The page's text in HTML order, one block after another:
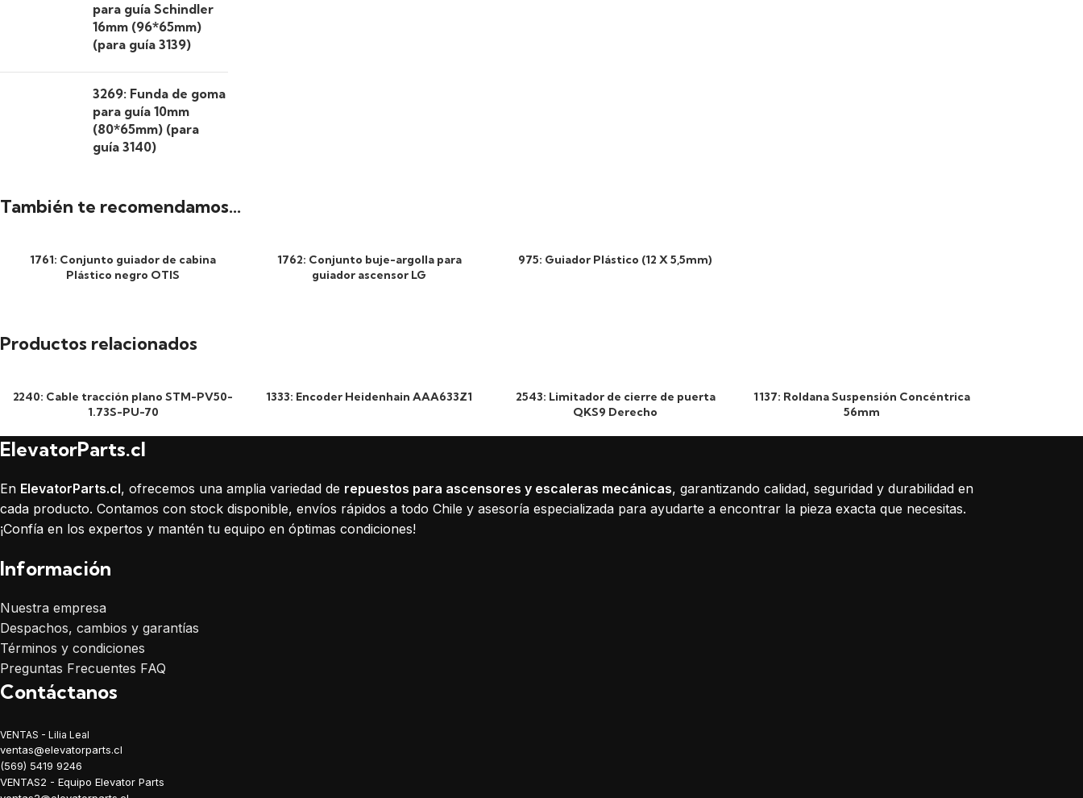
para guía Schindler
16mm (96*65mm)
(para guía 3139)
3269: Funda de goma
para guía 10mm
(80*65mm) (para
guía 3140)
También te recomendamos…
1761: Conjunto guiador de cabina
Plástico negro OTIS
1762: Conjunto buje-argolla para
guiador ascensor LG
975: Guiador Plástico (12 X 5,5mm)
Productos relacionados
2240: Cable tracción plano STM-PV50-
1.73S-PU-70
1333: Encoder Heidenhain AAA633Z1
2543: Limitador de cierre de puerta
QKS9 Derecho
1137: Roldana Suspensión Concéntrica
56mm
ElevatorParts.cl
En ElevatorParts.cl, ofrecemos una amplia variedad de repuestos para ascensores y escaleras mecánicas, garantizando calidad, seguridad y durabilidad en
cada producto. Contamos con stock disponible, envíos rápidos a todo Chile y asesoría especializada para ayudarte a encontrar la pieza exacta que necesitas.
¡Confía en los expertos y mantén tu equipo en óptimas condiciones!
Información
Nuestra empresa
Despachos, cambios y garantías
Términos y condiciones
Preguntas Frecuentes FAQ
Contáctanos
VENTAS - Lilia Leal
ventas@elevatorparts.cl
(569) 5419 9246
VENTAS2 - Equipo Elevator Parts